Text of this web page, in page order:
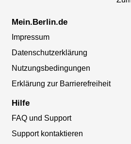
Mein.Berlin.de
Impressum
Datenschutzerklärung
Nutzungsbedingungen
Erklärung zur Barrierefreiheit
Hilfe
FAQ und Support
Support kontaktieren